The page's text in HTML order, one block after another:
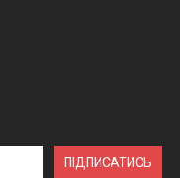
ПІДПИСАТИСЬ